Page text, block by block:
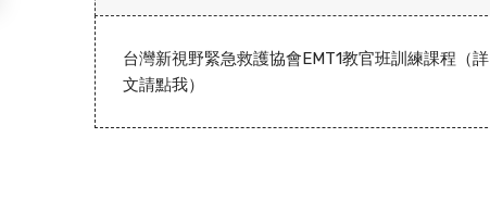
台灣新視野緊急救護協會EMT1教官班訓練課程（詳
文請點我）